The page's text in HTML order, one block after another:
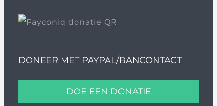
DONEER MET PAYPAL/BANCONTACT
DOE EEN DONATIE